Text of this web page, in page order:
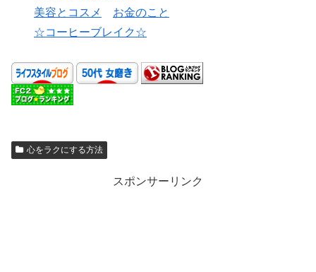
美容とコスメ
お金のこと
☆コーヒーブレイク☆
心をラクにする方法
スポンサーリンク